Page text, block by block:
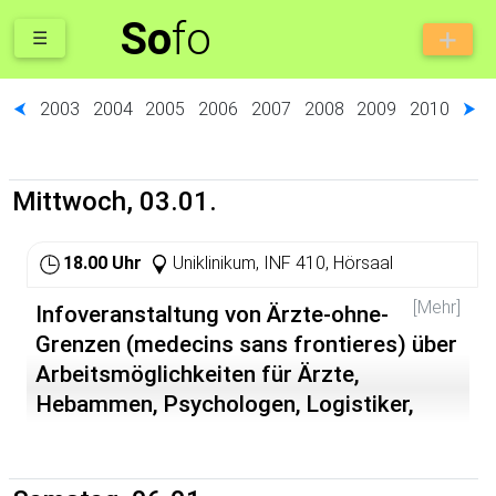
Sofo
☰
⮜ 2003 2004 2005 2006 2007 2008 2009 2010 ⮞
Mittwoch, 03.01.
18.00 Uhr Uniklinikum, INF 410, Hörsaal
[Mehr]
Infoveranstaltung von Ärzte-ohne-
Grenzen (medecins sans frontieres) über
Arbeitsmöglichkeiten für Ärzte,
Hebammen, Psychologen, Logistiker,
http://www.aerzte-ohne-grenzen.de/